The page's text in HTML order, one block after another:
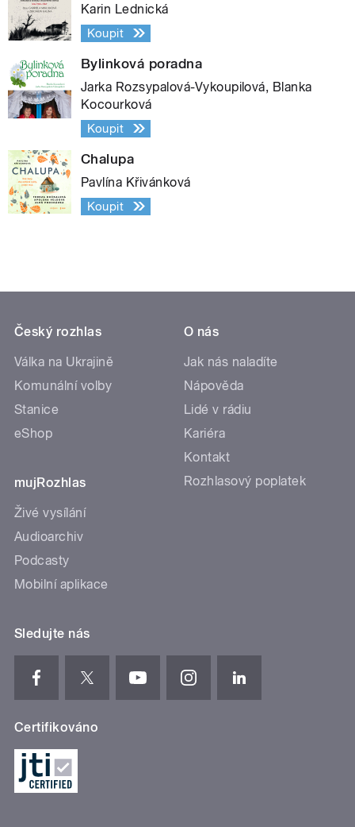
Karin Lednická
Koupit
Bylinková poradna
Jarka Rozsypalová-Vykoupilová, Blanka
Kocourková
Koupit
Chalupa
Pavlína Křivánková
Koupit
Český rozhlas
Válka na Ukrajině
Komunální volby
Stanice
eShop
mujRozhlas
Živé vysílání
Audioarchiv
Podcasty
Mobilní aplikace
O nás
Jak nás naladíte
Nápověda
Lidé v rádiu
Kariéra
Kontakt
Rozhlasový poplatek
Sledujte nás
Certifikováno